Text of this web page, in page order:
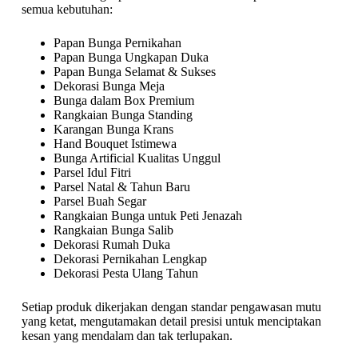
semua kebutuhan:
Papan Bunga Pernikahan
Papan Bunga Ungkapan Duka
Papan Bunga Selamat & Sukses
Dekorasi Bunga Meja
Bunga dalam Box Premium
Rangkaian Bunga Standing
Karangan Bunga Krans
Hand Bouquet Istimewa
Bunga Artificial Kualitas Unggul
Parsel Idul Fitri
Parsel Natal & Tahun Baru
Parsel Buah Segar
Rangkaian Bunga untuk Peti Jenazah
Rangkaian Bunga Salib
Dekorasi Rumah Duka
Dekorasi Pernikahan Lengkap
Dekorasi Pesta Ulang Tahun
Setiap produk dikerjakan dengan standar pengawasan mutu
yang ketat, mengutamakan detail presisi untuk menciptakan
kesan yang mendalam dan tak terlupakan.